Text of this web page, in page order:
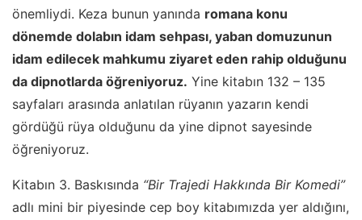
önemliydi. Keza bunun yanında romana konu
dönemde dolabın idam sehpası, yaban domuzunun
idam edilecek mahkumu ziyaret eden rahip olduğunu
da dipnotlarda öğreniyoruz. Yine kitabın 132 – 135
sayfaları arasında anlatılan rüyanın yazarın kendi
gördüğü rüya olduğunu da yine dipnot sayesinde
öğreniyoruz.
Kitabın 3. Baskısında “Bir Trajedi Hakkında Bir Komedi”
adlı mini bir piyesinde cep boy kitabımızda yer aldığını,